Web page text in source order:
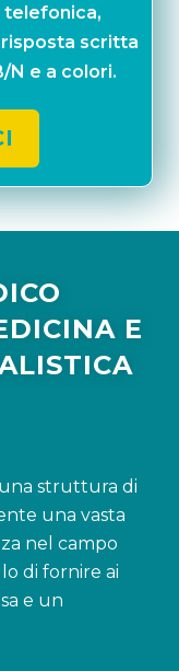
telefonica,
scritta
N e a colori.
E
struttura di
una vasta
nel campo
di fornire ai
e un